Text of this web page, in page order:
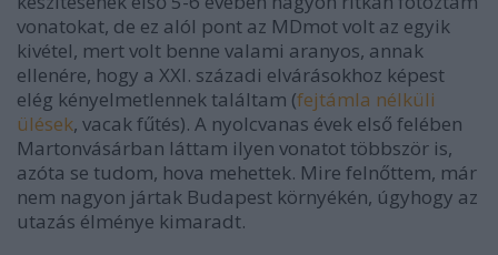
vonatokat, de ez alól pont az MDmot volt az egyik
kivétel, mert volt benne valami aranyos, annak
ellenére, hogy a XXI. századi elvárásokhoz képest
elég kényelmetlennek találtam (fejtámla nélküli
ülések, vacak fűtés). A nyolcvanas évek első felében
Martonvásárban láttam ilyen vonatot többször is,
azóta se tudom, hova mehettek. Mire felnőttem, már
nem nagyon jártak Budapest környékén, úgyhogy az
utazás élménye kimaradt.